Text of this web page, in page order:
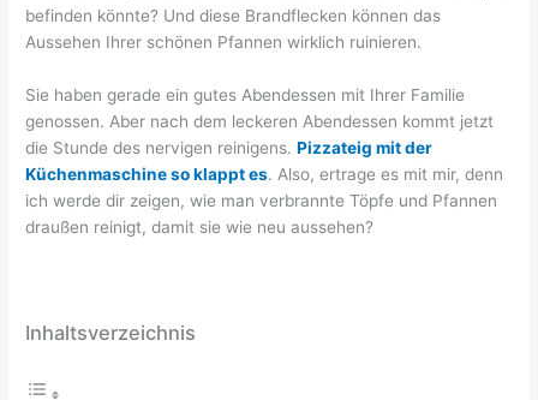
befinden könnte? Und diese Brandflecken können das
Aussehen Ihrer schönen Pfannen wirklich ruinieren.
Sie haben gerade ein gutes Abendessen mit Ihrer Familie
genossen. Aber nach dem leckeren Abendessen kommt jetzt
die Stunde des nervigen reinigens.Pizzateig mit der
Küchenmaschine so klappt es. Also, ertrage es mit mir, denn
ich werde dir zeigen, wie man verbrannte Töpfe und Pfannen
draußen reinigt, damit sie wie neu aussehen?
Inhaltsverzeichnis